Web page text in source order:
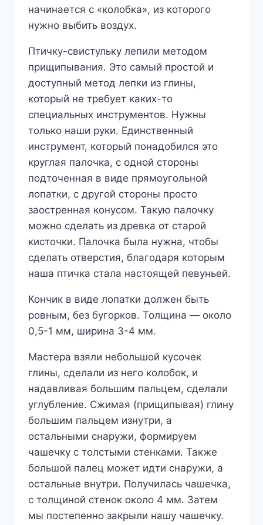
начинается с «колобка», из которого
нужно выбить воздух.
Птичку-свистульку лепили методом
прищипывания. Это самый простой и
доступный метод лепки из глины,
который не требует каких-то
специальных инструментов. Нужны
только наши руки. Единственный
инструмент, который понадобился это
круглая палочка, с одной стороны
подточенная в виде прямоугольной
лопатки, с другой стороны просто
заостренная конусом. Такую палочку
можно сделать из древка от старой
кисточки. Палочка была нужна, чтобы
сделать отверстия, благодаря которым
наша птичка стала настоящей певуньей.
Кончик в виде лопатки должен быть
ровным, без бугорков. Толщина — около
0,5-1 мм, ширина 3-4 мм.
Мастера взяли небольшой кусочек
глины, сделали из него колобок, и
надавливая большим пальцем, сделали
углубление. Сжимая (прищипывая) глину
большим пальцем изнутри, а
остальными снаружи, формируем
чашечку с толстыми стенками. Также
большой палец может идти снаружи, а
остальные внутри. Получилась чашечка,
с толщиной стенок около 4 мм. Затем
мы постепенно закрыли нашу чашечку.